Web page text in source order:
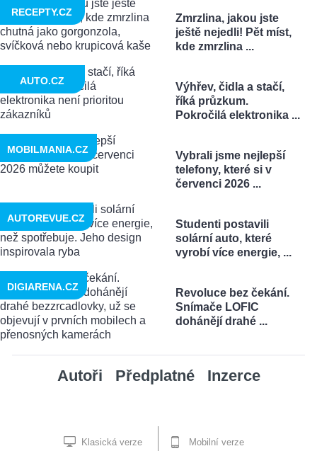
Zmrzlina, jakou jste
ještě nejedli! Pět míst,
kde zmrzlina ...
RECEPTY.CZ
Výhřev, čidla a stačí,
říká průzkum.
Pokročilá elektronika ...
AUTO.CZ
Vybrali jsme nejlepší
telefony, které si v
červenci 2026 ...
MOBILMANIA.CZ
Studenti postavili
solární auto, které
vyrobí více energie, ...
AUTOREVUE.CZ
Revoluce bez čekání.
Snímače LOFIC
dohánějí drahé ...
DIGIARENA.CZ
Autoři Předplatné Inzerce
Klasická verze Mobilní verze